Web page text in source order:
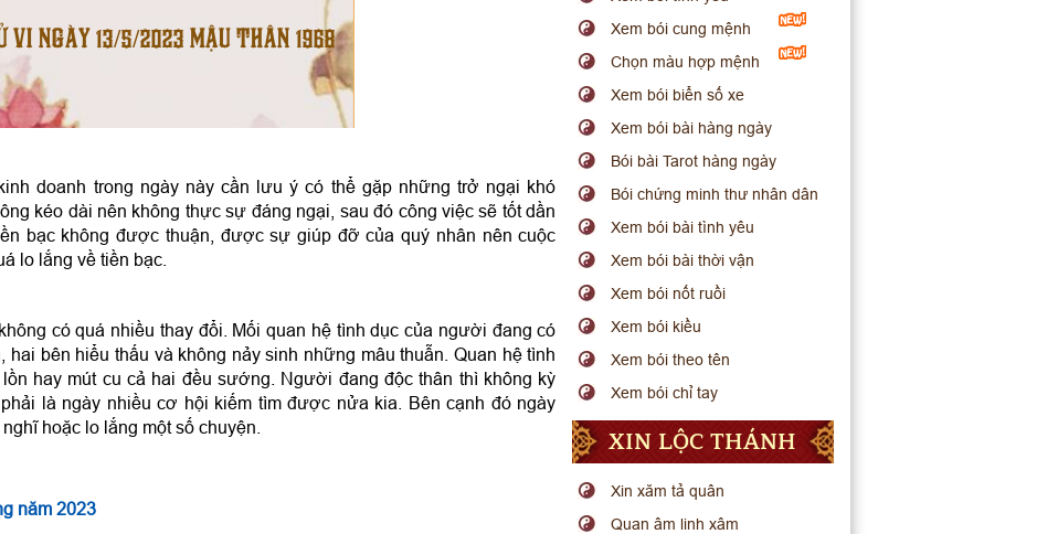
VI NGÀY 13/5/2023 MẬU THÂN 1968
doanh trong ngày này cần lưu ý có thể gặp những trở ngại khó
kéo dài nên không thực sự đáng ngại, sau đó công việc sẽ tốt dần
bạc không được thuận, được sự giúp đỡ của quý nhân nên cuộc
lo lắng về tiền bạc.
có quá nhiều thay đổi. Mối quan hệ tình dục của người đang có
bên hiểu thấu và không nảy sinh những mâu thuẫn. Quan hệ tình
hay mút cu cả hai đều sướng. Người đang độc thân thì không kỳ
là ngày nhiều cơ hội kiếm tìm được nửa kia. Bên cạnh đó ngày
hoặc lo lắng một số chuyện.
năm 2023
Xem bói cung mệnh
Chọn màu hợp mệnh
Xem bói biển số xe
Xem bói bài hàng ngày
Bói bài Tarot hàng ngày
Bói chứng minh thư nhân dân
Xem bói bài tình yêu
Xem bói bài thời vận
Xem bói nốt ruồi
Xem bói kiều
Xem bói theo tên
Xem bói chỉ tay
XIN LỘC THÁNH
Xin xăm tả quân
Quan âm linh xâm